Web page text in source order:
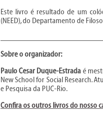
Este livro é resultado de um
(NEED), do Departamento de
Sobre o organizador:
Paulo Cesar Duque-Estrada é
New School for Social Research.
e Pesquisa da PUC-Rio.
Confira os outros livros do nosso